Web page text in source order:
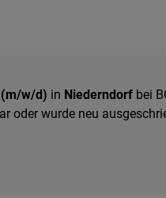
w/d) in Niederndorf bei
oder wurde neu